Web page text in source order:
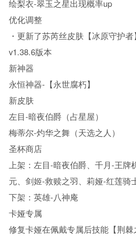
绘梨衣-翠玉之星出现概率up
优化调整
・更新了苏芮丝皮肤【冰原守护
v1.38.6版本
新神器
永恒神器-【永世腐朽】
新皮肤
左目-暗夜伯爵（占星屋）
梅蒂尔-灼华之舞（天选之人）
圣杯商店
上架：左目-暗夜伯爵、千月-王牌
元、剑姬-救赎之羽、莉娅-红莲骑
下架：英雄-八神庵
卡娅专属
修复卡娅在佩戴专属后技能【荆